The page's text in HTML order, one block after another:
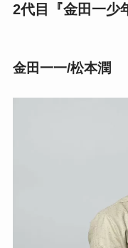
2代目『金田一少
金田一一/松本潤